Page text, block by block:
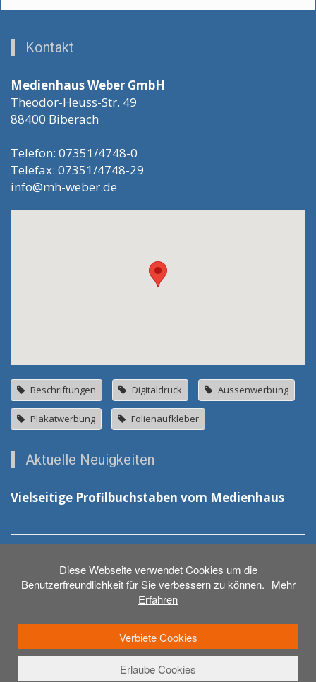
Diese Webseite verwendet Cookies um die
Benutzerfreundlichkeit für Sie verbessern zu können. Mehr
Erfahren
Verbiete Cookies
Erlaube Cookies
Kontakt
Medienhaus Weber GmbH
Theodor-Heuss-Str. 49
88400 Biberach
Telefon: 07351/4748-0
Telefax: 07351/4748-29
info@mh-weber.de
Beschriftungen Digitaldruck Aussenwerbung
Plakatwerbung Folienaufkleber
Aktuelle Neuigkeiten
Vielseitige Profilbuchstaben vom Medienhaus
Neue Schilder für das DRK in Laupheim
© 2026 - Medienhaus Weber GmbH